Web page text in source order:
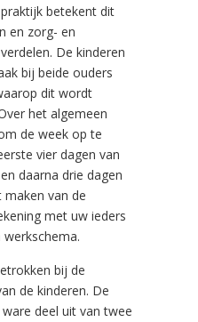
betekent dit
en zorg- en
De kinderen
bij beide ouders
dit wordt
het algemeen
de week op te
vier dagen van
daarna drie dagen
maken van de
met uw ieders
bij de
de kinderen. De
deel uit van twee